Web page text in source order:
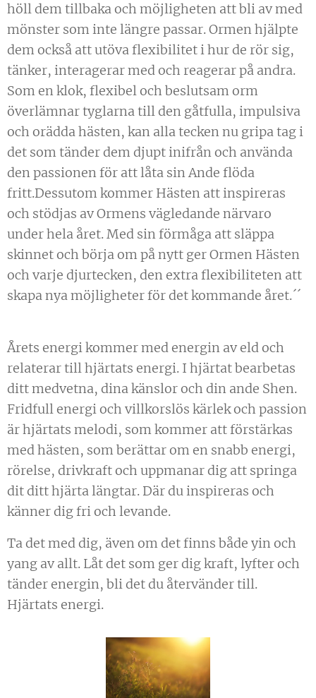
höll dem tillbaka och möjligheten att bli av med
mönster som inte längre passar. Ormen hjälpte
dem också att utöva flexibilitet i hur de rör sig,
tänker, interagerar med och reagerar på andra.
Som en klok, flexibel och beslutsam orm
överlämnar tyglarna till den gåtfulla, impulsiva
och orädda hästen, kan alla tecken nu gripa tag i
det som tänder dem djupt inifrån och använda
den passionen för att låta sin Ande flöda
fritt.Dessutom kommer Hästen att inspireras
och stödjas av Ormens vägledande närvaro
under hela året. Med sin förmåga att släppa
skinnet och börja om på nytt ger Ormen Hästen
och varje djurtecken, den extra flexibiliteten att
skapa nya möjligheter för det kommande året.´´
Årets energi kommer med energin av eld och
relaterar till hjärtats energi. I hjärtat bearbetas
ditt medvetna, dina känslor och din ande Shen.
Fridfull energi och villkorslös kärlek och passion
är hjärtats melodi, som kommer att förstärkas
med hästen, som berättar om en snabb energi,
rörelse, drivkraft och uppmanar dig att springa
dit ditt hjärta längtar. Där du inspireras och
känner dig fri och levande.
Ta det med dig, även om det finns både yin och
yang av allt. Låt det som ger dig kraft, lyfter och
tänder energin, bli det du återvänder till.
Hjärtats energi.